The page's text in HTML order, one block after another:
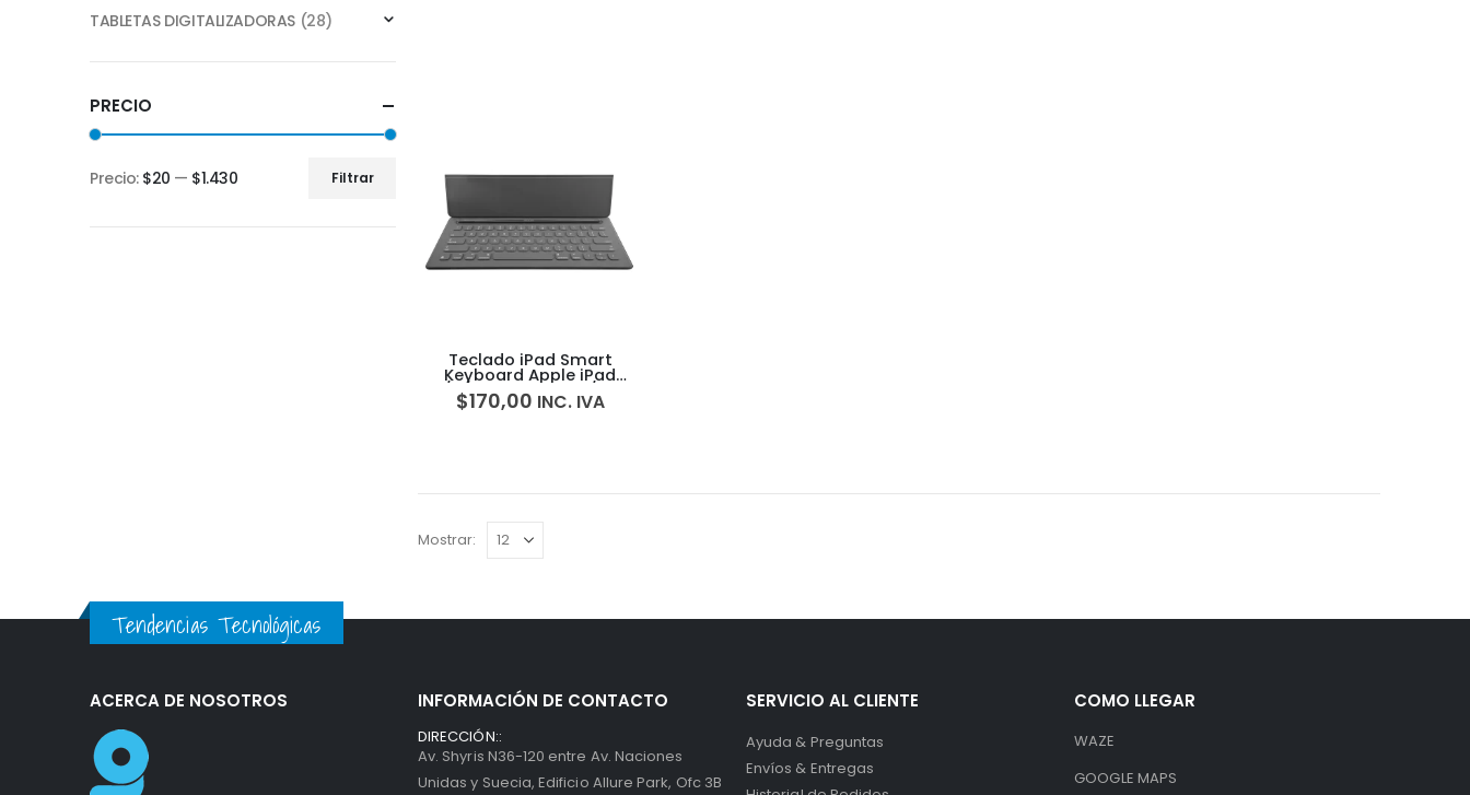
Teclado iPad Smart
Keyboard Apple iPad
7/8/9 Air y Pro 10.5/10.2
$170,00 INC. IVA
Mostrar:
TABLETAS DIGITALIZADORAS (28)
PRECIO
Filtrar
Precio: $20 — $1.430
Tendencias Tecnológicas
ACERCA DE NOSOTROS INFORMACIÓN DE CONTACTO
DIRECCIÓN::
Av. Shyris N36-120 entre Av. Naciones
Unidas y Suecia, Edificio Allure Park, Ofc 3B
SERVICIO AL CLIENTE
Ayuda & Preguntas
Envíos & Entregas
COMO LLEGAR
WAZE
GOOGLE MAPS